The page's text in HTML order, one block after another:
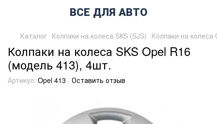
ВСЕ ДЛЯ АВТО
Каталог Колпаки на колеса SKS (SJS) Колпаки на колеса
Колпаки на колеса SKS Opel R16
(модель 413), 4шт.
Артикул: Opel 413 Оставить отзыв